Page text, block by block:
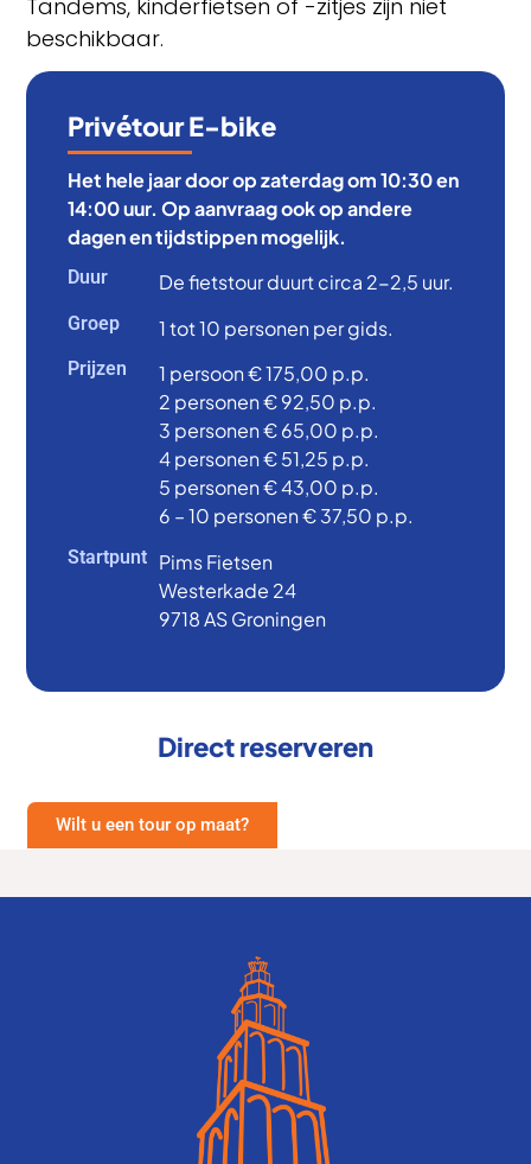
Tandems, kinderfietsen of -zitjes zijn niet
beschikbaar.
Privétour E-bike
Het hele jaar door op zaterdag om 10:30 en
14:00 uur. Op aanvraag ook op andere
dagen en tijdstippen mogelijk.
Duur De fietstour duurt circa 2-2,5 uur.
Groep 1 tot 10 personen per gids.
Prijzen
1 persoon € 175,00 p.p.
2 personen € 92,50 p.p.
3 personen € 65,00 p.p.
4 personen € 51,25 p.p.
5 personen € 43,00 p.p.
6 – 10 personen € 37,50 p.p.
Startpunt Pims Fietsen
Westerkade 24
9718 AS Groningen
Direct reserveren
Wilt u een tour op maat?